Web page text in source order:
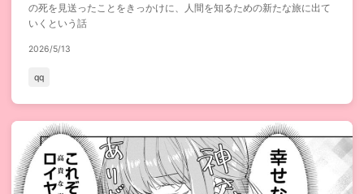
の死を見送ったことをきっかけに、人間を知るための新たな旅に出て
いくという話
2026/5/13
qq